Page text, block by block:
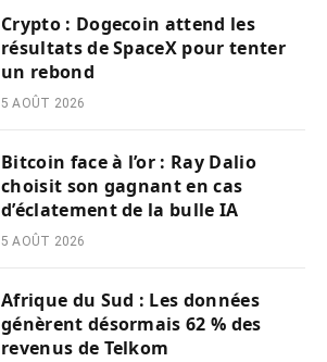
Crypto : Dogecoin attend les
résultats de SpaceX pour tenter
un rebond
5 AOÛT 2026
Bitcoin face à l’or : Ray Dalio
choisit son gagnant en cas
d’éclatement de la bulle IA
5 AOÛT 2026
Afrique du Sud : Les données
génèrent désormais 62 % des
revenus de Telkom